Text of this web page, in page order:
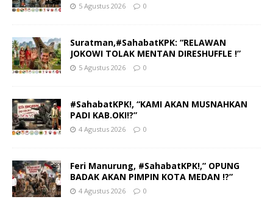
5 Agustus 2026 0
Suratman,#SahabatKPK: “RELAWAN
JOKOWI TOLAK MENTAN DIRESHUFFLE !”
5 Agustus 2026 0
#SahabatKPK!, “KAMI AKAN MUSNAHKAN
PADI KAB.OKI!?”
4 Agustus 2026 0
Feri Manurung, #SahabatKPK!,” OPUNG
BADAK AKAN PIMPIN KOTA MEDAN !?”
4 Agustus 2026 0